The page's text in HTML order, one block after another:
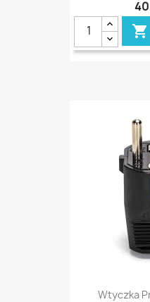

Wtyczka